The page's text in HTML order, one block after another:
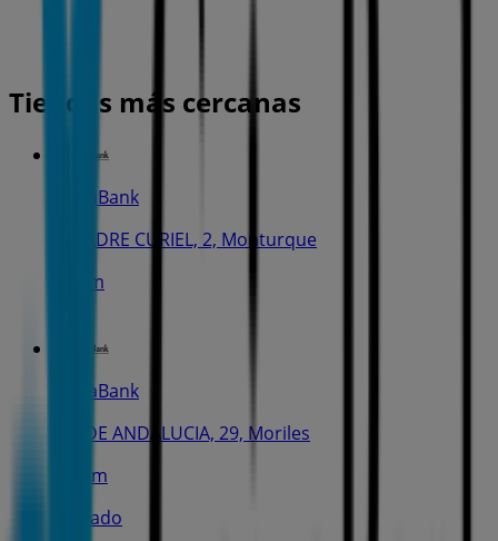
Tiendas más cercanas
CaixaBank
C. PADRE CURIEL, 2, Monturque
166 m
CaixaBank
AV. DE ANDALUCIA, 29, Moriles
4.7 km
Cerrado